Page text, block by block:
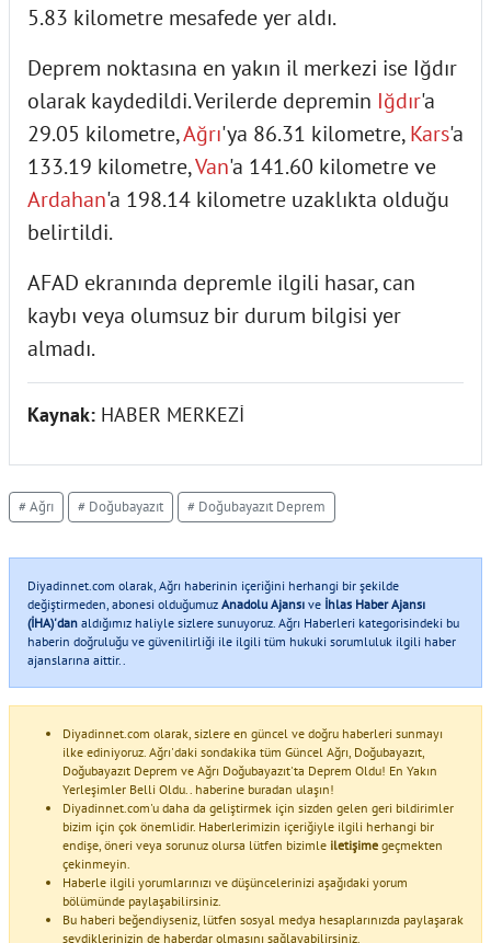
5.83 kilometre mesafede yer aldı.
Deprem noktasına en yakın il merkezi ise Iğdır
olarak kaydedildi. Verilerde depremin Iğdır'a
29.05 kilometre,Ağrı'ya 86.31 kilometre,Kars'a
133.19 kilometre,Van'a 141.60 kilometre ve
Ardahan'a 198.14 kilometre uzaklıkta olduğu
belirtildi.
AFAD ekranında depremle ilgili hasar, can
kaybı veya olumsuz bir durum bilgisi yer
almadı.
Kaynak: HABER MERKEZİ
# Ağrı # Doğubayazıt # Doğubayazıt Deprem
Diyadinnet.com olarak, Ağrı haberinin içeriğini herhangi bir şekilde
değiştirmeden, abonesi olduğumuz Anadolu Ajansı ve İhlas Haber Ajansı
(İHA)'dan aldığımız haliyle sizlere sunuyoruz. Ağrı Haberleri kategorisindeki bu
haberin doğruluğu ve güvenilirliği ile ilgili tüm hukuki sorumluluk ilgili haber
ajanslarına aittir..
Diyadinnet.com olarak, sizlere en güncel ve doğru haberleri sunmayı
ilke ediniyoruz. Ağrı'daki sondakika tüm Güncel Ağrı, Doğubayazıt,
Doğubayazıt Deprem ve Ağrı Doğubayazıt'ta Deprem Oldu! En Yakın
Yerleşimler Belli Oldu.. haberine buradan ulaşın!
Diyadinnet.com'u daha da geliştirmek için sizden gelen geri bildirimler
bizim için çok önemlidir. Haberlerimizin içeriğiyle ilgili herhangi bir
endişe, öneri veya sorunuz olursa lütfen bizimle iletişime geçmekten
çekinmeyin.
Haberle ilgili yorumlarınızı ve düşüncelerinizi aşağıdaki yorum
bölümünde paylaşabilirsiniz.
Bu haberi beğendiyseniz, lütfen sosyal medya hesaplarınızda paylaşarak
sevdiklerinizin de haberdar olmasını sağlayabilirsiniz.